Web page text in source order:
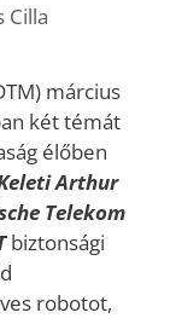
Cilla
március
két témát
élőben
Arthur
Telekom
biztonsági
robotot,